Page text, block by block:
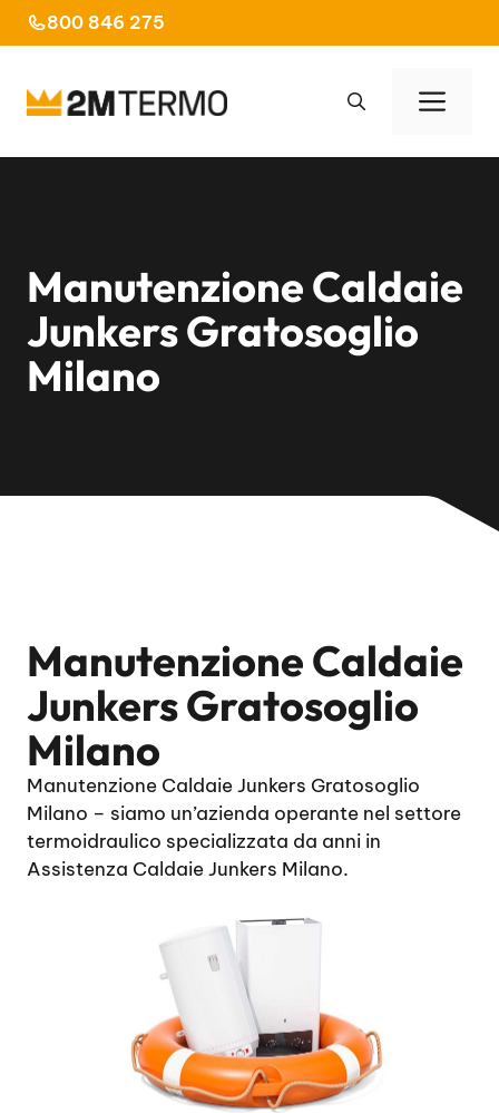
al
800 846 275
Manutenzione Caldaie
Junkers Gratosoglio
Milano
Manutenzione Caldaie
Junkers Gratosoglio
Milano
Manutenzione Caldaie Junkers Gratosoglio
Milano – siamo un’azienda operante nel settore
termoidraulico specializzata da anni in
Assistenza Caldaie Junkers Milano.